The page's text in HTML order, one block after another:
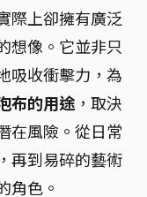
際上卻擁有廣泛
想像。它並非只
吸收衝擊力，為
布的用途 ，取決
在風險。從日常
再到易碎的藝術
角色。